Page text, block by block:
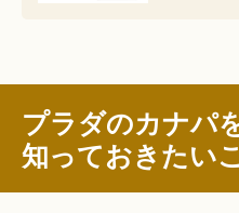
プラダのカナパ
知っておきたい